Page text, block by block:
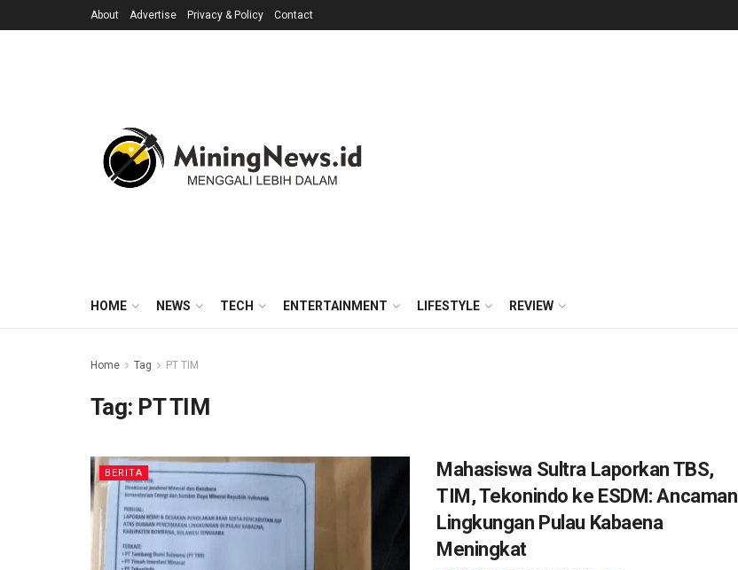
About Advertise Privacy & Policy Contact
HOME NEWS TECH ENTERTAINMENT LIFESTYLE REVIEW
Home Tag PT TIM
Tag: PT TIM
BERITA
Mahasiswa Sultra Laporkan TBS,
TIM, Tekonindo ke ESDM: Ancaman
Lingkungan Pulau Kabaena
Meningkat